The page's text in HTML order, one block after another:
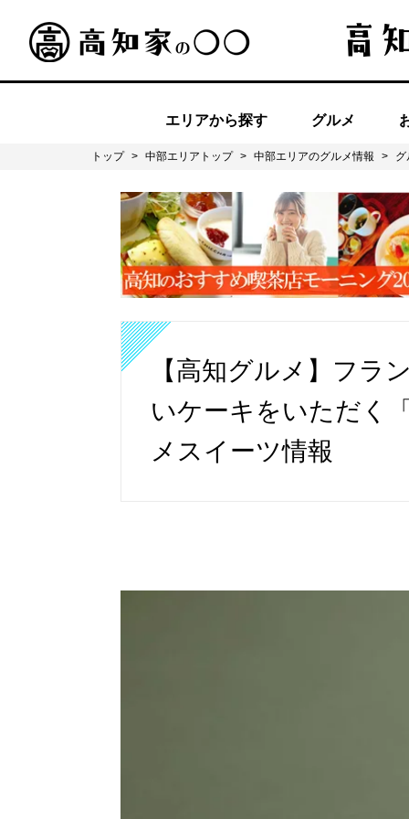
エリアから探す グルメ
トップ > 中部エリアトップ > 中部エリアのグルメ情報 > グ
【高知グルメ】フラ
いケーキをいただく
メスイーツ情報